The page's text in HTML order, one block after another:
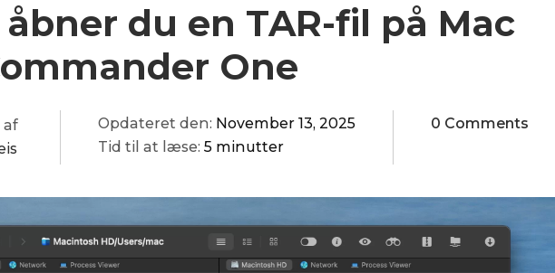
du en TAR-fil på Mac
One
af
Opdateret den: November 13, 2025
Tid til at læse: 5 minutter
0 Comments